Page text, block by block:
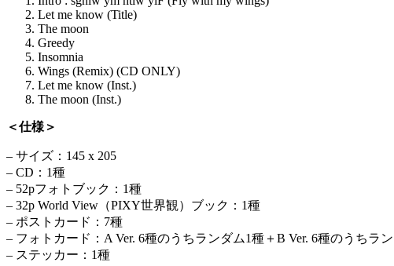
Let me know (Title)
The moon
Greedy
Insomnia
Wings (Remix) (CD ONLY)
Let me know (Inst.)
The moon (Inst.)
＜仕様＞
– サイズ：145 x 205
– CD：1種
– 52pフォトブック：1種
– 32p World View（PIXY世界観）ブック：1種
– ポストカード：7種
– フォトカード：A Ver. 6種のうちランダム1種＋B Ver. 6種のうちラ
– ステッカー：1種